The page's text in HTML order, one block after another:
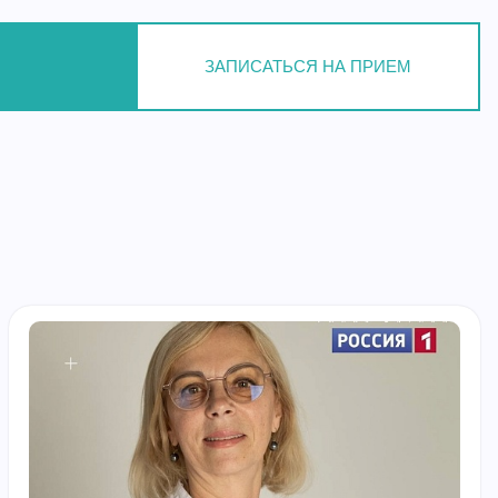
ЗАПИСАТЬСЯ НА ПРИЕМ